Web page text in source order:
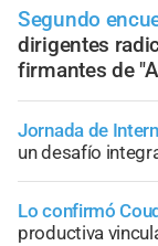
Segundo
dirigentes
firmantes de
Jornada de
un desafío
Lo confirmó
productiva